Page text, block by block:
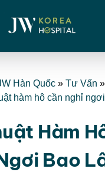
Hàn Quốc » Tư Vấn »
hàm hô cần nghỉ
Hàm
Bao